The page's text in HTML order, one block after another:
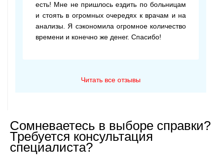
есть! Мне не пришлось ездить по больницам
и стоять в огромных очередях к врачам и на
анализы. Я сэкономила огромное количество
времени и конечно же денег. Спасибо!
Читать все отзывы
Сомневаетесь в выборе справки?
Требуется консультация
специалиста?